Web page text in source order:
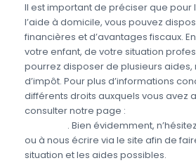
Il est important de préciser que pour
l’aide à domicile, vous pouvez
financières et d’avantages fiscaux.
votre enfant, de votre situation
pourrez disposer de plusieurs
d’impôt. Pour plus d’informations
différents droits auxquels vous avez
consulter notre page :
. Bien évidemment,
ou à nous écrire via le site afin de
situation et les aides possibles.